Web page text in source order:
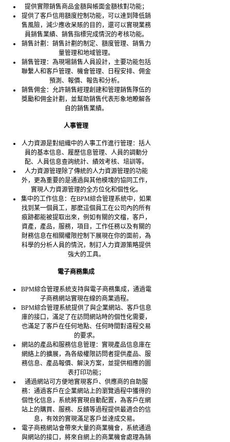
提供實際銷售商品金額與帳面金額核對功能；
提供了客戶信用額度控制功能，可以達到降低銷
售風險，減少應收呆賬的目的，還可以實現業務
員銷售業績、銷售指標完成情況的考核功能。
銷售計劃：銷售計劃的制定、額度管理、銷售力
量管理和地域管理。
銷售管理：為現場銷售人員設計，主要功能包括
聯繫人和客戶管理、機會管理、日程安排、佣金
預測、報價、報告和分析。
銷售佣金：允許銷售經理創建和管理銷售隊伍的
獎勵和佣金計劃，並幫助銷售代表形象地瞭解各
自的銷售業績。
人事管理
人力資源是對組織中的人事工作進行管理：括人
員的基本信息、履歷信息管理、人員的調動分
配、人員信息查詢統計、績效考核、培訓等。
人力資源管理除了傳統的人力資源管理的功能
外，更為重要的是通過與其他模塊的協同工作，
實現人力資源管理的全方位化和個性化。
集中的工作信息：在BPM綜合管理系統中，如果
找到某一個員工，那麼這個員工在公司內的所有
痕跡都能被提取出來，例如有關的文檔，客戶，
資產，產品，服務，項目，工作任務以及有關的
財務信息在相關權限控制下展現在你的面前，為
科學的分析人員的情況，制訂人力資源策略提供
強大的工具。
電子商務集成
BPM綜合管理系統支持與電子商務集成，通過電
子商務網站實現在線的商業過程。
BPM綜合管理系統提供了與企業網站、客戶信息
庫的接口，滿足了在訪問網站時的個性化需要，
也滿足了客戶在任何地點、任何時間對遠程交易
的要求。
網站的產品和服務信息管理：實現產品信息庫在
網絡上的擴展，為各級權限訪問者提供產品、服
務信息、產品報價、解決方案，並提供相應的圖
表打印功能；
通過網站可方便地實現客戶、供應商的自助服
務：通過客戶在企業網站上的瀏覽過程中獲得的
個性化信息，系統將實現自動配置，為客戶在網
站上的購買、服務、反饋等過程提供最適合的信
息，有效的實現滿足客戶並達成交易。
電子商務網站會帶來大量的商業機會，系統通過
與網站的接口，將來自網上的商業機會處理為銷